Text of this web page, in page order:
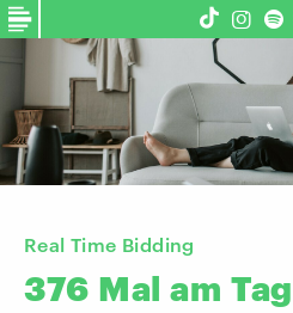
Real Time Bidding
376 Mal am Tag